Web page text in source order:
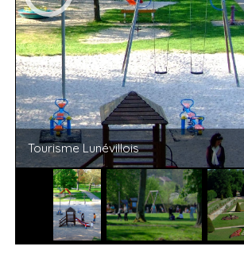
Tourisme Lunévillois